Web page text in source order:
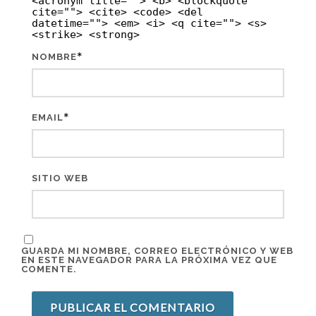
cite=""> <cite> <code> <del
datetime=""> <em> <i> <q cite=""> <s>
<strike> <strong>
NOMBRE*
EMAIL*
SITIO WEB
GUARDA MI NOMBRE, CORREO ELECTRÓNICO Y WEB
EN ESTE NAVEGADOR PARA LA PRÓXIMA VEZ QUE
COMENTE.